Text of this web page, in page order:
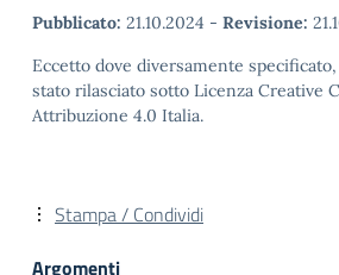
Pubblicato: 21.10.2024 - Revisione:
Eccetto dove diversamente
stato rilasciato sotto Licenza Creative
Attribuzione 4.0 Italia.
Stampa / Condividi
Argomenti